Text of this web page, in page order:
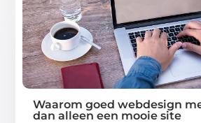
Waarom goed webdesign
dan alleen een mooie site